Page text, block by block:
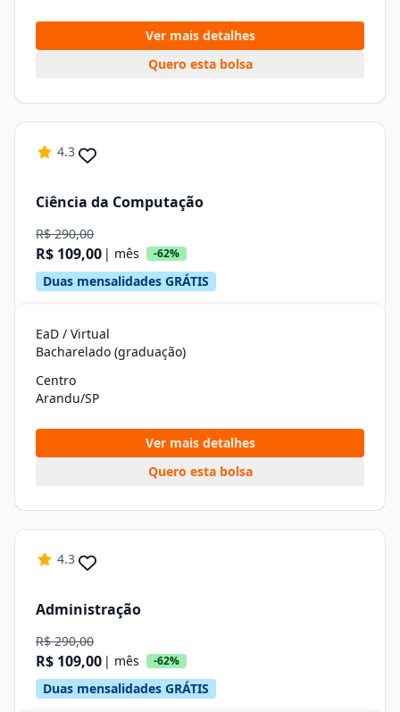
Ver mais detalhes
Quero esta bolsa
4.3
Ciência da Computação
R$ 290,00
R$ 109,00 | mês -62%
Duas mensalidades GRÁTIS
EaD / Virtual
Bacharelado (graduação)
Centro
Arandu/SP
Ver mais detalhes
Quero esta bolsa
4.3
Administração
R$ 290,00
R$ 109,00 | mês -62%
Duas mensalidades GRÁTIS